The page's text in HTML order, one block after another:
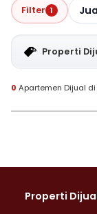
Filter 1
Properti
0 Apartemen Dijual
Properti